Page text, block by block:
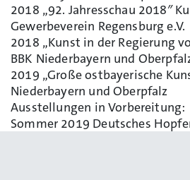
2018 „92. Jahresschau 2018″
Gewerbeverein Regensburg e.V.
2018 „Kunst in der Regierung
BBK Niederbayern und
2019 „Große ostbayerische
Niederbayern und Oberpfalz
Ausstellungen in Vorbereitung:
Sommer 2019 Deutsches